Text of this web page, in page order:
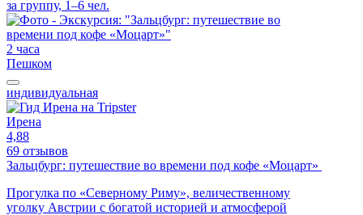
за группу, 1–6 чел.
2 часа
Пешком
индивидуальная
Ирена
4,88
69 отзывов
Зальцбург: путешествие во времени под кофе «Моцарт»
Прогулка по «Северному Риму», величественному
уголку Австрии с богатой историей и атмосферой